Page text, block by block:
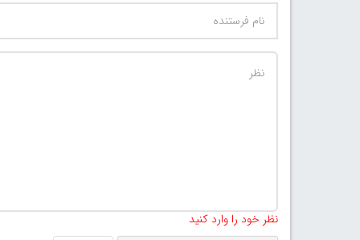
نظر خود را وارد کنید